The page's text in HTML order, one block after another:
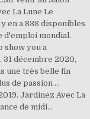
La Lune Le
en a 838 disponibles
d'emploi mondial.
show you a
décembre 2020,
une très belle fin
de passion ...
Jardinez Avec La
de midi…